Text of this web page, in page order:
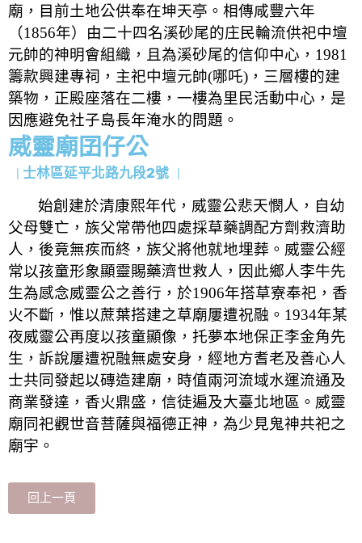
廟，目前土地公供奉在坤天亭。相傳咸豐六年
（1856年）由二十四名溪砂尾的庄民輪流供祀中壇
元帥的神明會組織，且為溪砂尾的信仰中心， 1981
籌款興建專祠，主祀中壇元帥(哪吒) ，三層樓的建
築物，正殿座落在二樓，一樓為里民活動中心，是
因應避免社子島長年淹水的問題。
威靈廟囝仔公
士林區延平北路九段2號
始創建於清康熙年代，威靈公悲天憫人，自幼
父母雙亡，族父常帶他四處採草藥調配方劑救濟助
人，後竟無疾而終，族父將他就地埋葬。威靈公經
常以孩童形象顯靈賜藥濟世救人，因此鄉人李牛先
生為感念威靈公之善行，於1906年搭草寮奉祀，香
火不斷，惟以蔗葉搭建之草廟屢遭祝融。 1934年某
夜威靈公再度以孩童顯像，托夢本地保正李金角先
生，訴說屢遭祝融無處安身，經地方耆老及善心人
士共同發起以磚造建廟，時值兩河流域水運流通及
商業發達，香火鼎盛，信徒遍及大臺北地區。威靈
廟同祀觀世音菩薩與福德正神，為少見鬼神共祀之
廟宇。
回上一頁